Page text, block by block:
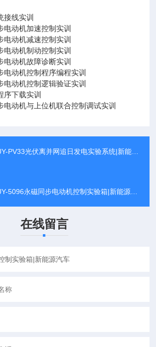
接线实训
电动机加速控制实训
电动机减速控制实训
电动机制动控制实训
电动机故障诊断实训
电动机控制程序编程实训
电动机控制逻辑验证实训
序下载实训
电动机与上位机联合控制调试实训
PV33光伏离并网追日发电实验系统|新能源教学
5096永磁同步电动机控制实验箱|新能源汽车
在线留言